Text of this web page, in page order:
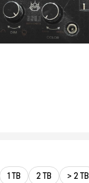
1 TB 2 TB > 2 TB